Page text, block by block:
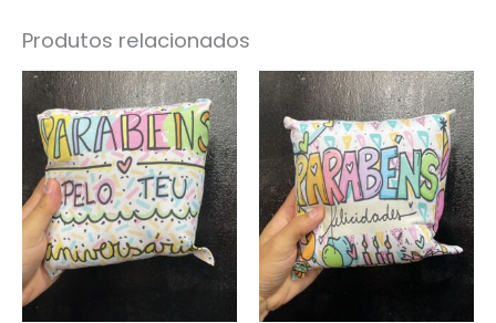
Produtos relacionados